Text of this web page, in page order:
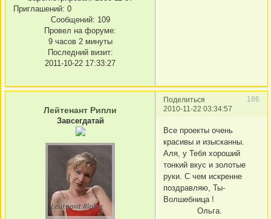
Приглашений: 0
Сообщений: 109
Провел на форуме:
9 часов 2 минуты
Последний визит:
2011-10-22 17:33:27
Поделиться
186
2010-11-22 03:34:57
Лейтенант Рипли
Завсегдатай
Все проекты очень
красивы и изысканны.
Аля, у Тебя хороший
тонкий вкус и золотые
руки. С чем искренне
поздравляю, Ты-
Волшебница !
Ольга.